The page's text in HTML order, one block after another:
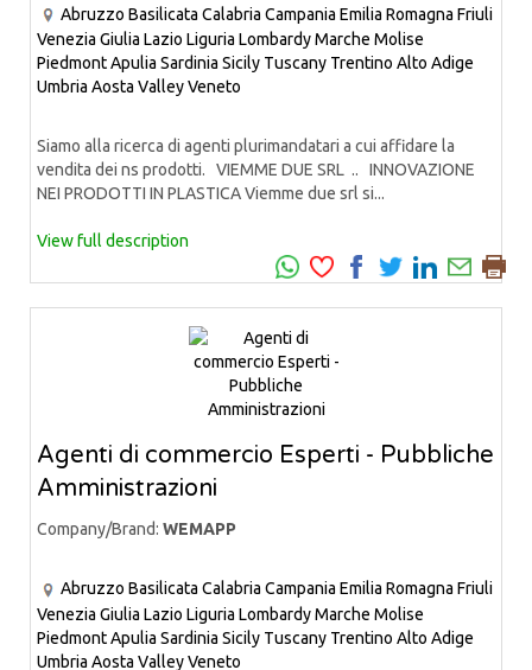
Abruzzo Basilicata Calabria Campania Emilia Romagna Friuli
Venezia Giulia Lazio Liguria LombardyMarche Molise
PiedmontApulia Sardinia Sicily Tuscany Trentino Alto Adige
Umbria Aosta ValleyVeneto
Siamo alla ricerca di agenti plurimandatari a cui affidare la
vendita dei ns prodotti. VIEMME DUE SRL .. INNOVAZIONE
NEI PRODOTTI IN PLASTICA Viemme due srl si...
View full description
Agenti di commercio Esperti - Pubbliche
Amministrazioni
Company/Brand: WEMAPP
Abruzzo Basilicata Calabria Campania Emilia Romagna Friuli
Venezia Giulia Lazio Liguria LombardyMarche Molise
PiedmontApulia Sardinia Sicily Tuscany Trentino Alto Adige
Umbria Aosta ValleyVeneto